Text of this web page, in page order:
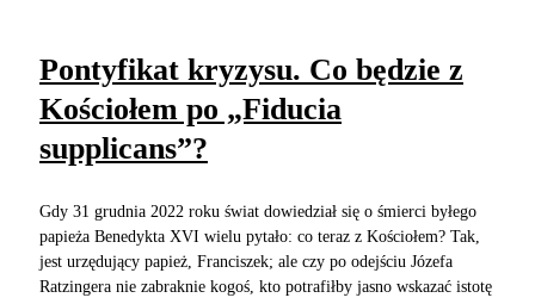
Pontyfikat kryzysu. Co będzie z
Kościołem po „Fiducia
supplicans”?
Gdy 31 grudnia 2022 roku świat dowiedział się o śmierci byłego
papieża Benedykta XVI wielu pytało: co teraz z Kościołem? Tak,
jest urzędujący papież, Franciszek; ale czy po odejściu Józefa
Ratzingera nie zabraknie kogoś, kto potrafiłby jasno wskazać istotę